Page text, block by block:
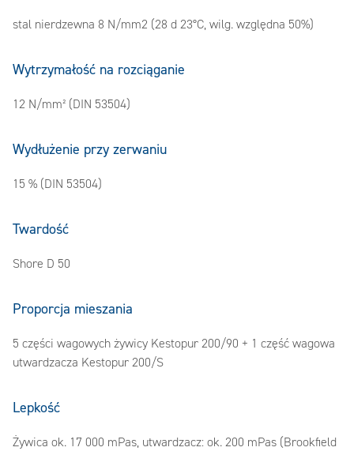
stal nierdzewna 8 N/mm2 (28 d 23°C, wilg. względna 50%)
Wytrzymałość na rozciąganie
12 N/mm² (DIN 53504)
Wydłużenie przy zerwaniu
15 % (DIN 53504)
Twardość
Shore D 50
Proporcja mieszania
5 części wagowych żywicy Kestopur 200/90 + 1 część wagowa
utwardzacza Kestopur 200/S
Lepkość
Żywica ok. 17 000 mPas, utwardzacz: ok. 200 mPas (Brookfield